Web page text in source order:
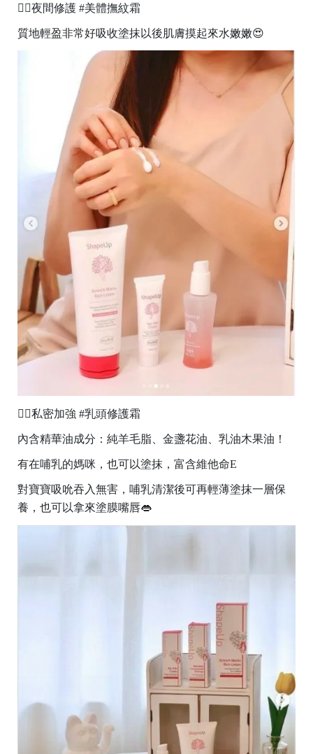
👉🏻夜間修護 #美體撫紋霜
質地輕盈非常好吸收塗抹以後肌膚摸起來水嫩嫩😍
👉🏻私密加強 #乳頭修護霜
內含精華油成分：純羊毛脂、金盞花油、乳油木果油！
有在哺乳的媽咪，也可以塗抹，富含維他命E
對寶寶吸吮吞入無害，哺乳清潔後可再輕薄塗抹一層保
養，也可以拿來塗膜嘴唇👄